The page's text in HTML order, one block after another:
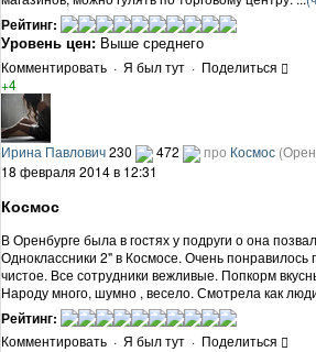
Рейтинг:
Уровень цен: Выше среднего
Комментировать · Я был тут · Поделиться
+4
Ирина Павлович230 472 про Космос
18 февраля 2014 в 12:31
Космос
В Оренбурге была в гостях у подруги о она
Одноклассники 2" в Космосе. Очень
чистое. Все сотрудники вежливые. Попкорм
Народу много, шумно , весело. Смотрела как
Рейтинг:
Комментировать · Я был тут · Поделиться